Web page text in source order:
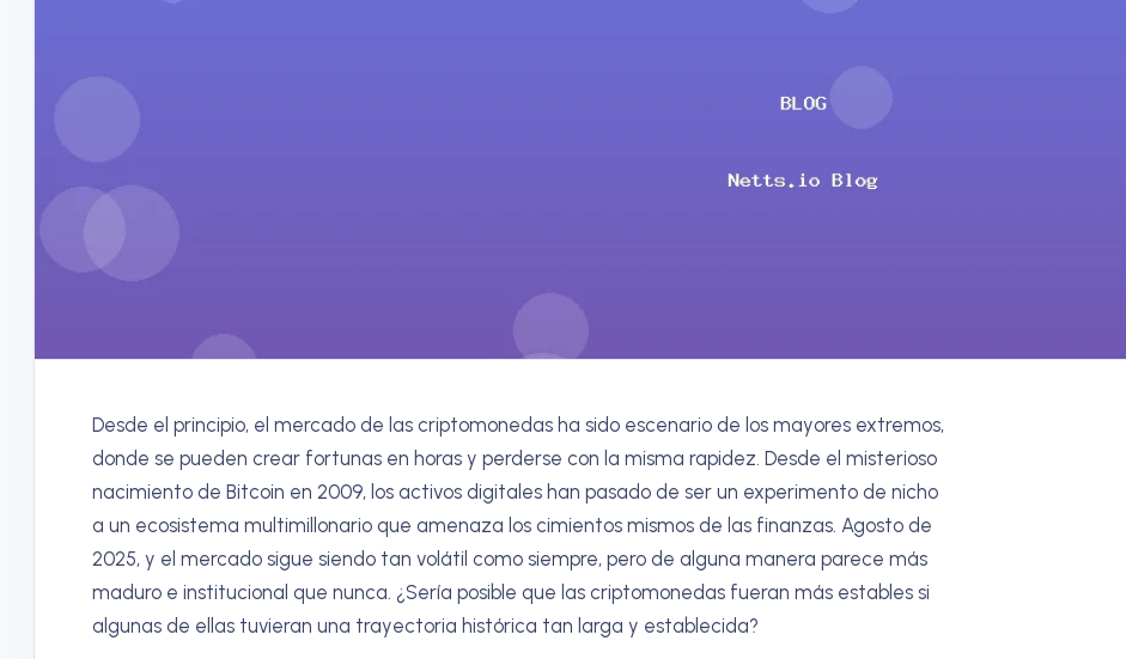
Desde el principio, el mercado de las criptomonedas ha sido escenario de los mayores extremos,
donde se pueden crear fortunas en horas y perderse con la misma rapidez. Desde el misterioso
nacimiento de Bitcoin en 2009, los activos digitales han pasado de ser un experimento de nicho
a un ecosistema multimillonario que amenaza los cimientos mismos de las finanzas. Agosto de
2025, y el mercado sigue siendo tan volátil como siempre, pero de alguna manera parece más
maduro e institucional que nunca. ¿Sería posible que las criptomonedas fueran más estables si
algunas de ellas tuvieran una trayectoria histórica tan larga y establecida?